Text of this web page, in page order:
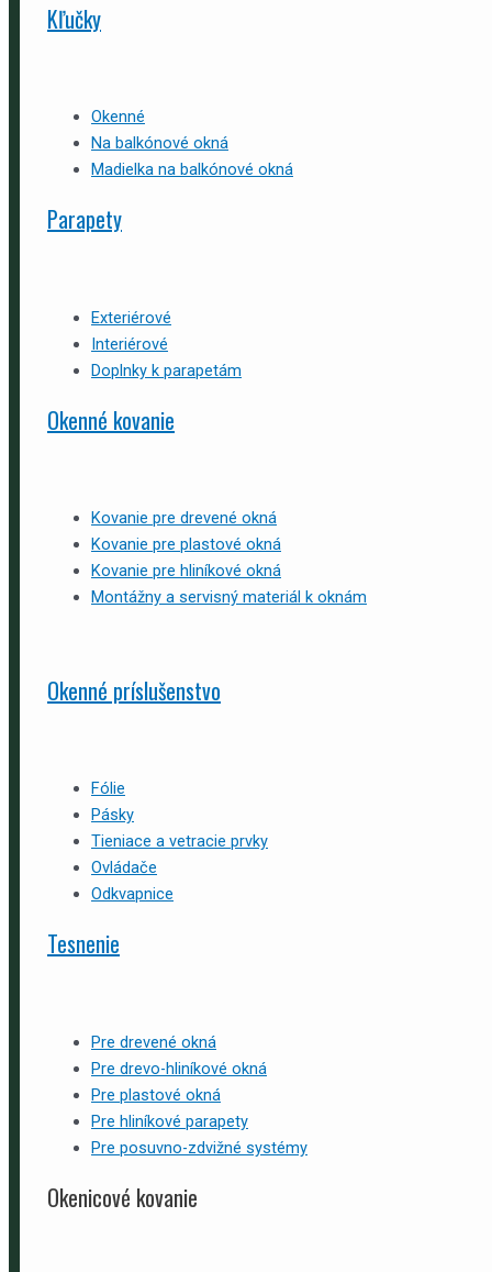
Kľučky
Okenné
Na balkónové okná
Madielka na balkónové okná
Parapety
Exteriérové
Interiérové
Doplnky k parapetám
Okenné kovanie
Kovanie pre drevené okná
Kovanie pre plastové okná
Kovanie pre hliníkové okná
Montážny a servisný materiál k oknám
Okenné príslušenstvo
Fólie
Pásky
Tieniace a vetracie prvky
Ovládače
Odkvapnice
Tesnenie
Pre drevené okná
Pre drevo-hliníkové okná
Pre plastové okná
Pre hliníkové parapety
Pre posuvno-zdvižné systémy
Okenicové kovanie